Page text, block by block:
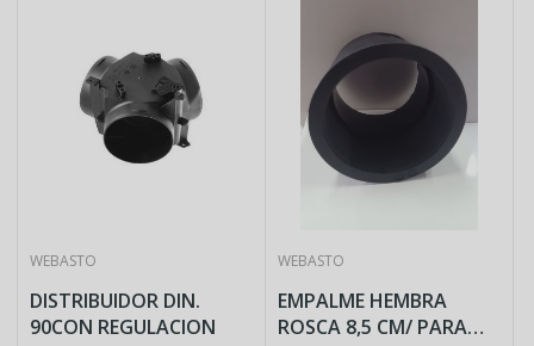
WEBASTO
DISTRIBUIDOR DIN.
90CON REGULACION
WEBASTO
EMPALME HEMBRA
ROSCA 8,5 CM/ PARA